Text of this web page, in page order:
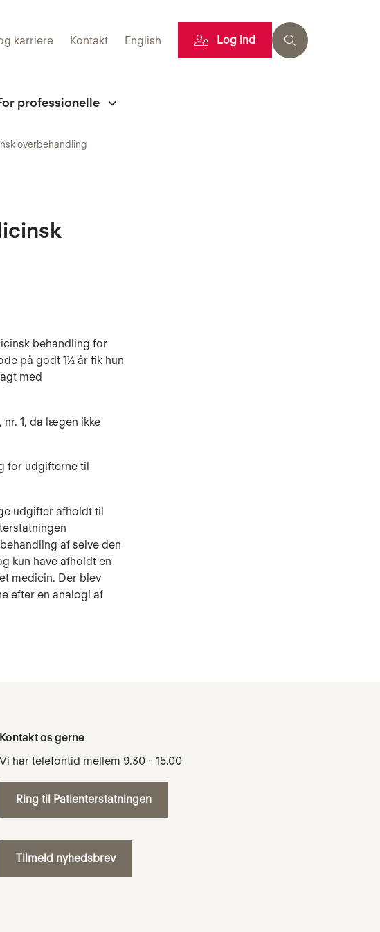
karriere Kontakt English Log ind
professionelle
overbehandling
behandling for
på godt 1½ år fik hun
med
nr. 1, da lægen ikke
for udgifterne til
udgifter afholdt til
af selve den
kun have afholdt en
medicin. Der blev
efter en analogi af
Kontakt os gerne
Vi har telefontid mellem 9.30 - 15.00
Ring til Patienterstatningen
Tilmeld nyhedsbrev